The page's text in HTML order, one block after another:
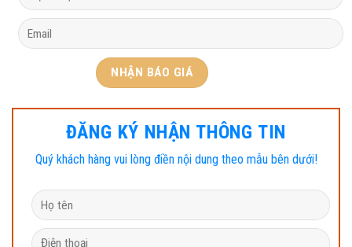
ĐĂNG KÝ NHẬN THÔNG TIN
Quý khách hàng vui lòng điền nội dung theo mẫu bên dưới!